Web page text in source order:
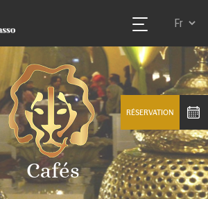
RÉSERVATION
Cafés